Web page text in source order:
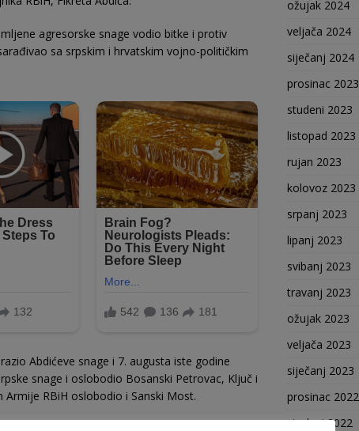
agresorske snage vodio bitke i protiv
sa srpskim i hrvatskim vojno-političkim
Abdićeve snage i 7. augusta iste godine
snage i oslobodio Bosanski Petrovac, Ključ i
RBiH oslobodio i Sanski Most.
ožujak 2024
veljača 2024
siječanj 2024
prosinac 2023
studeni 2023
listopad 2023
rujan 2023
kolovoz 2023
srpanj 2023
lipanj 2023
svibanj 2023
travanj 2023
ožujak 2023
veljača 2023
siječanj 2023
prosinac 2022
studeni 2022